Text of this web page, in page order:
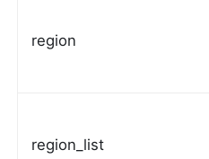
region
region_list